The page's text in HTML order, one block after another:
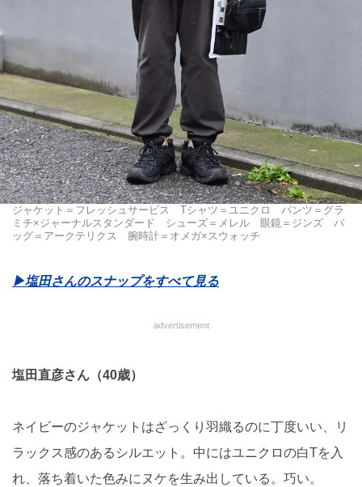
ジャケット＝フレッシュサービス Tシャツ＝ユニクロ パンツ＝グラ
ミチ×ジャーナルスタンダード シューズ＝メレル 眼鏡＝ジンズ バ
ッグ＝アークテリクス 腕時計＝オメガ×スウォッチ
▶︎塩田さんのスナップをすべて見る
advertisement
塩田直彦さん（40歳）
ネイビーのジャケットはざっくり羽織るのに丁度いい、リ
ラックス感のあるシルエット。中にはユニクロの白Tを入
れ、落ち着いた色みにヌケを生み出している。巧い。